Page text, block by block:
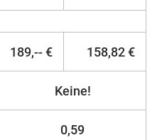
189,-- € 158,82 €
Keine!
0,59